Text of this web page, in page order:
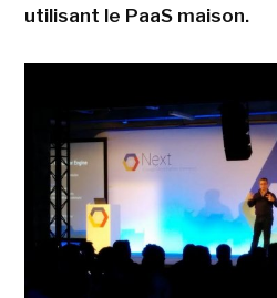
utilisant le PaaS maison.